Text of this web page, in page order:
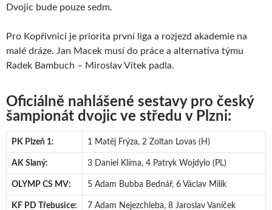
Dvojic bude pouze sedm.
Pro Kopřivnici je priorita první liga a rozjezd akademie na
malé dráze. Jan Macek musí do práce a alternativa týmu
Radek Bambuch – Miroslav Vítek padla.
Oficiálně nahlášené sestavy pro český
šampionát dvojic ve středu v Plzni:
PK Plzeň 1: 1 Matěj Frýza, 2 Zoltan Lovas (H)
AK Slaný: 3 Daniel Klíma, 4 Patryk Wojdylo (PL)
OLYMP CS MV: 5 Adam Bubba Bednář, 6 Václav Milík
KF PD Třebusice: 7 Adam Nejezchleba, 8 Jaroslav Vaníček